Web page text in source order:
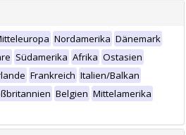
Nordamerika Dänemark
Südamerika Afrika Ostasien
Frankreich Italien/Balkan
Belgien Mittelamerika